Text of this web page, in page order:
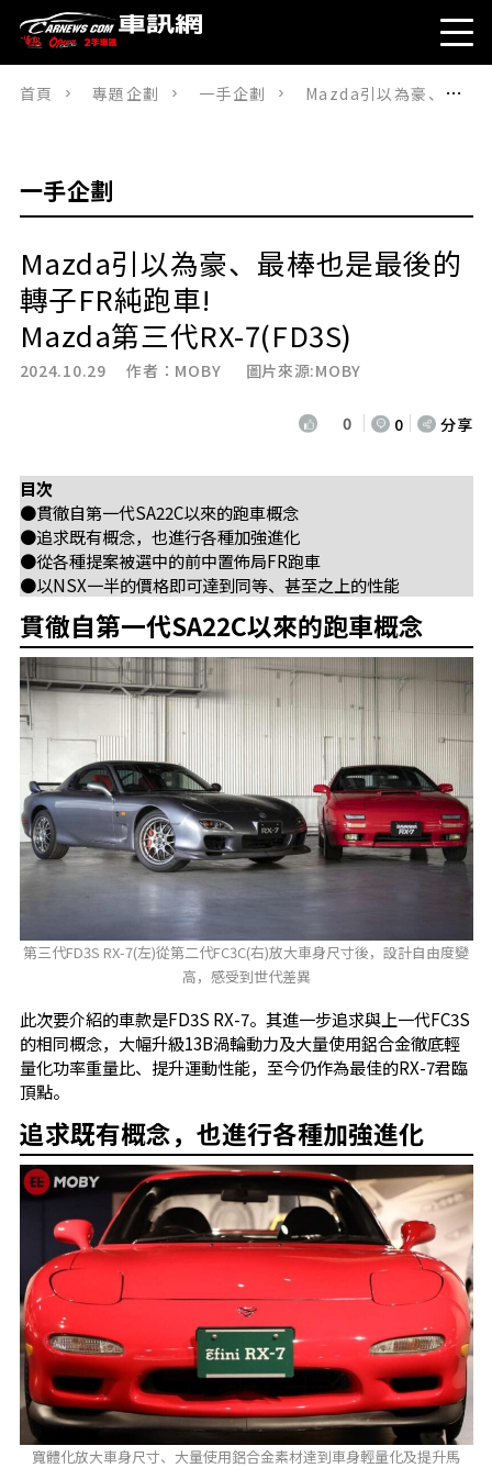
首頁 專題企劃 一手企劃 Mazda引以為豪、最棒也是最後的轉子FR純跑車!Mazda第三代RX-7(FD3S)
一手企劃
Mazda引以為豪、最棒也是最後的
轉子FR純跑車!
Mazda第三代RX-7(FD3S)
2024.10.29 作者： MOBY 圖片來源:MOBY
0 0 分享
目次
●貫徹自第一代SA22C以來的跑車概念
●追求既有概念，也進行各種加強進化
●從各種提案被選中的前中置佈局FR跑車
●以NSX一半的價格即可達到同等、甚至之上的性能
貫徹自第一代SA22C以來的跑車概念
第三代FD3S RX-7(左)從第二代FC3C(右)放大車身尺寸後，設計自由度變
高，感受到世代差異
此次要介紹的車款是FD3S RX-7。其進一步追求與上一代FC3S
的相同概念，大幅升級13B渦輪動力及大量使用鋁合金徹底輕
量化功率重量比、提升運動性能，至今仍作為最佳的RX-7君臨
頂點。
追求既有概念，也進行各種加強進化
寬體化放大車身尺寸、大量使用鋁合金素材達到車身輕量化及提升馬